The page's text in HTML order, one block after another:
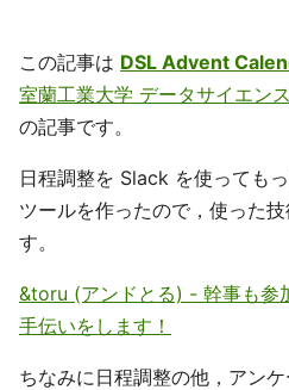
この記事は DSL Advent
室蘭工業大学 データサイエン
の記事です。
日程調整を Slack を使っても
ツールを作ったので，使った
す。
&toru (アンドとる) - 幹事も参
手伝いをします！
ちなみに日程調整の他，アン